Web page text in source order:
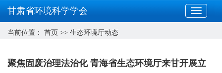
甘肃省环境科学学会
当前位置： 首页 >> 生态环境厅动态
聚焦固废治理法治化 青海省生态环境厅来甘开展立